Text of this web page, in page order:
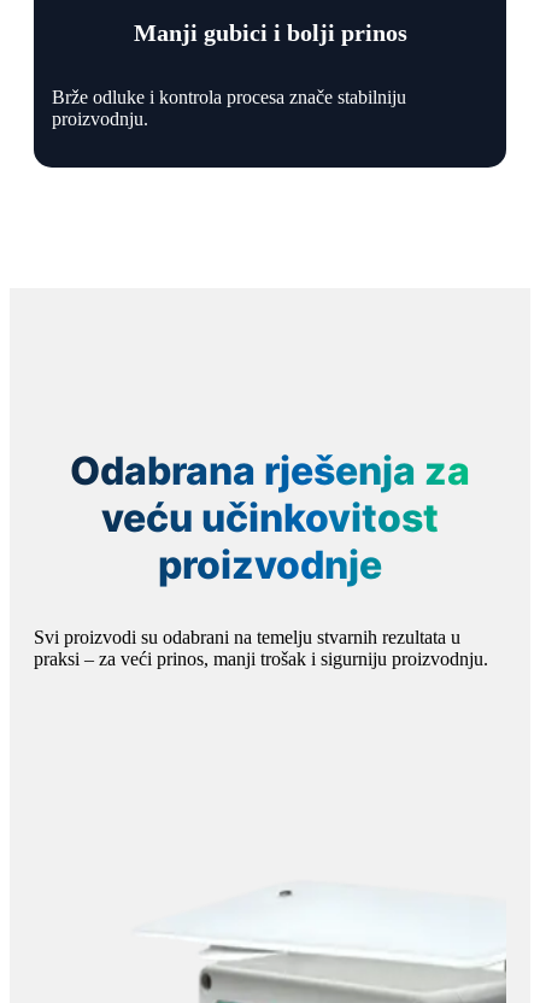
Manji gubici i bolji prinos
Brže odluke i kontrola procesa znače stabilniju
proizvodnju.
Odabrana rješenja za
veću učinkovitost
proizvodnje
Svi proizvodi su odabrani na temelju stvarnih rezultata u
praksi – za veći prinos, manji trošak i sigurniju proizvodnju.